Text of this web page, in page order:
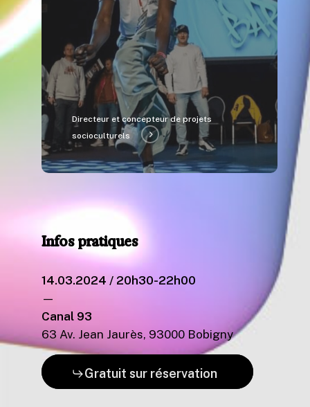
Directeur et concepteur de projets
socioculturels
Infos pratiques
14.03.2024 / 20h30-22h00
—
Canal 93
63 Av. Jean Jaurès, 93000 Bobigny
Gratuit sur réservation